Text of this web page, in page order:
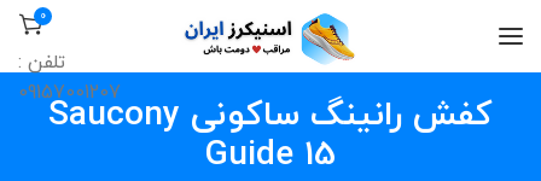
0
تلفن :
09157001207
کفش رانینگ ساکونی Saucony
Guide 15